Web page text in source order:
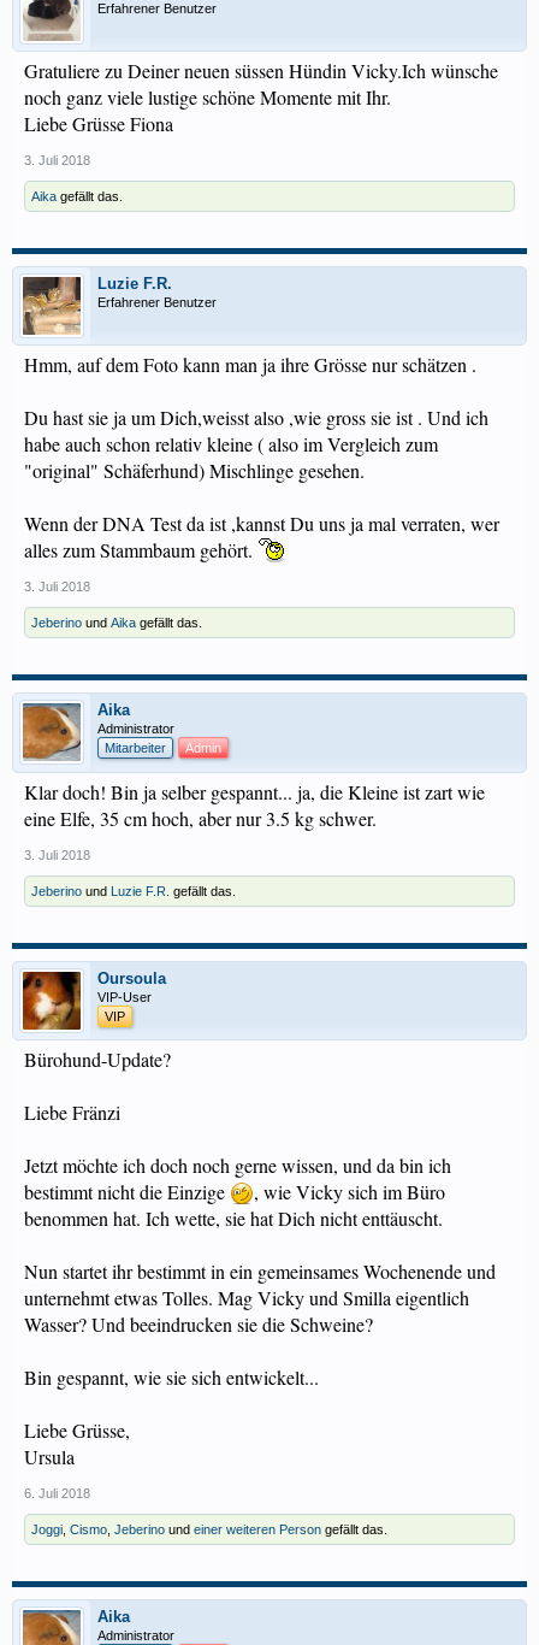
Erfahrener Benutzer
Gratuliere zu Deiner neuen süssen Hündin Vicky.Ich wünsche
noch ganz viele lustige schöne Momente mit Ihr.
Liebe Grüsse Fiona
3. Juli 2018
Aika gefällt das.
Luzie F.R.
Erfahrener Benutzer
Hmm, auf dem Foto kann man ja ihre Grösse nur schätzen .
Du hast sie ja um Dich,weisst also ,wie gross sie ist . Und ich
habe auch schon relativ kleine ( also im Vergleich zum
"original" Schäferhund) Mischlinge gesehen.
Wenn der DNA Test da ist ,kannst Du uns ja mal verraten, wer
alles zum Stammbaum gehört.
3. Juli 2018
Jeberino und Aika gefällt das.
Aika
Administrator
Mitarbeiter
Admin
Klar doch! Bin ja selber gespannt... ja, die Kleine ist zart wie
eine Elfe, 35 cm hoch, aber nur 3.5 kg schwer.
3. Juli 2018
Jeberino und Luzie F.R. gefällt das.
Oursoula
VIP-User
VIP
Bürohund-Update?
Liebe Fränzi
Jetzt möchte ich doch noch gerne wissen, und da bin ich
bestimmt nicht die Einzige
, wie Vicky sich im Büro
benommen hat. Ich wette, sie hat Dich nicht enttäuscht.
Nun startet ihr bestimmt in ein gemeinsames Wochenende und
unternehmt etwas Tolles. Mag Vicky und Smilla eigentlich
Wasser? Und beeindrucken sie die Schweine?
Bin gespannt, wie sie sich entwickelt...
Liebe Grüsse,
Ursula
6. Juli 2018
Joggi Cismo Jeberino und einer weiteren Person gefällt das.
Aika
Administrator